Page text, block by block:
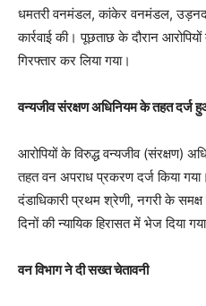
धमतरी वनमंडल, कांकेर वनमंडल,
कार्रवाई की। पूछताछ के दौरान
गिरफ्तार कर लिया गया।
वन्यजीव संरक्षण अधिनियम के तहत दर्ज
आरोपियों के विरुद्ध वन्यजीव (संरक्षण)
तहत वन अपराध प्रकरण दर्ज किया
दंडाधिकारी प्रथम श्रेणी, नगरी के
दिनों की न्यायिक हिरासत में भेज दिया
वन विभाग ने दी सख्त चेतावनी